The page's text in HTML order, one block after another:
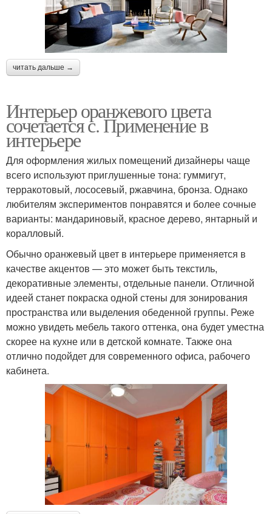
читать дальше →
Интерьер оранжевого цвета
сочетается с. Применение в
интерьере
Для оформления жилых помещений дизайнеры чаще
всего используют приглушенные тона: гуммигут,
терракотовый, лососевый, ржавчина, бронза. Однако
любителям экспериментов понравятся и более сочные
варианты: мандариновый, красное дерево, янтарный и
коралловый.
Обычно оранжевый цвет в интерьере применяется в
качестве акцентов — это может быть текстиль,
декоративные элементы, отдельные панели. Отличной
идеей станет покраска одной стены для зонирования
пространства или выделения обеденной группы. Реже
можно увидеть мебель такого оттенка, она будет уместна
скорее на кухне или в детской комнате. Также она
отлично подойдет для современного офиса, рабочего
кабинета.